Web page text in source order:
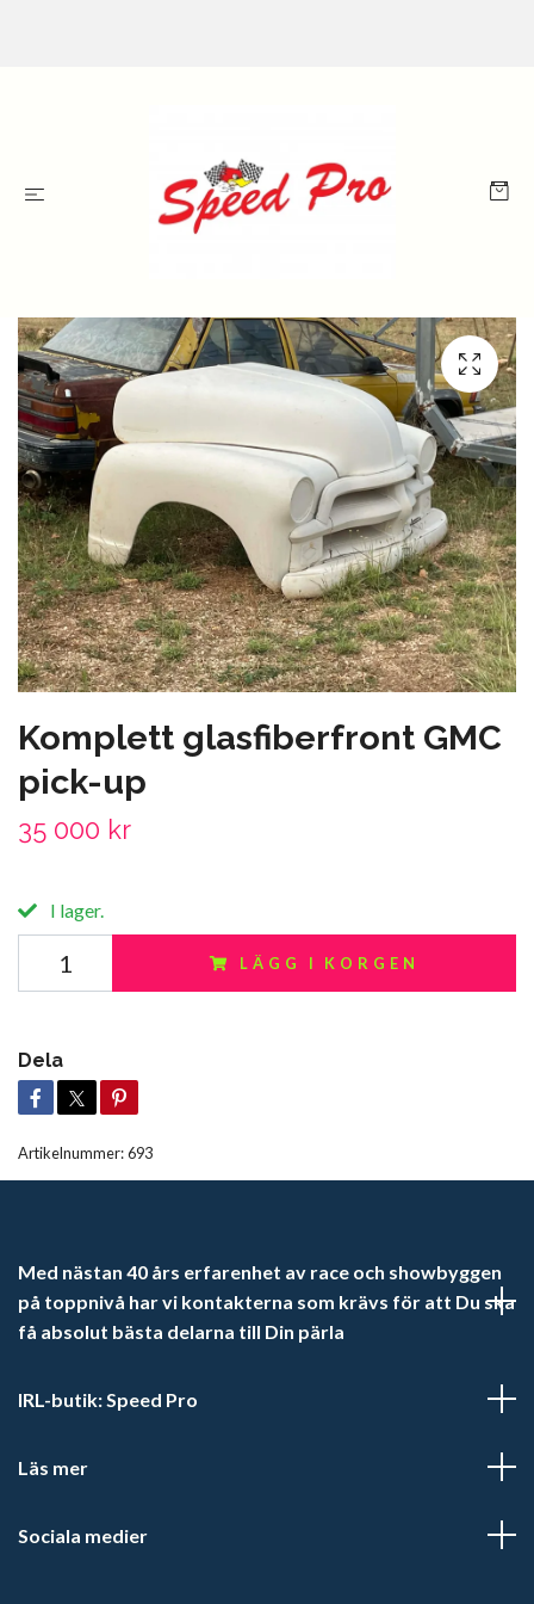
Komplett glasfiberfront GMC
pick-up
35 000 kr
I lager.
LÄGG I KORGEN
Dela
Artikelnummer:693
Med nästan 40 års erfarenhet av race och showbyggen
på toppnivå har vi kontakterna som krävs för att Du ska
få absolut bästa delarna till Din pärla
IRL-butik: Speed Pro
Läs mer
Sociala medier